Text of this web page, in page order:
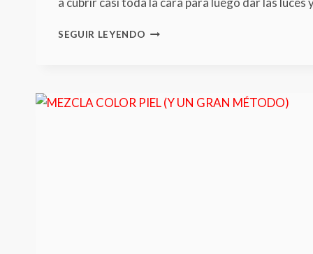
SEGUIR LEYENDO MEZCLA